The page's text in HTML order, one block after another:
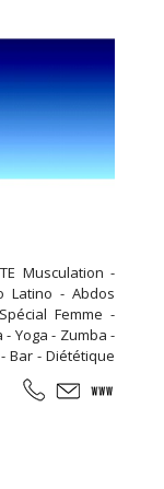
Musculation -
Latino - Abdos
Femme -
Yoga - Zumba -
Bar - Diététique
séance est
sauna est offert